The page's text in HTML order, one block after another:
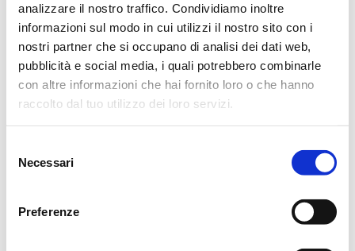
analizzare il nostro traffico. Condividiamo inoltre
informazioni sul modo in cui utilizzi il nostro sito con i
nostri partner che si occupano di analisi dei dati web,
pubblicità e social media, i quali potrebbero combinarle
con altre informazioni che hai fornito loro o che hanno
raccolto dal tuo utilizzo dei loro servizi.
delNecessari
Preferenze
Castelnovo di Sotto, 12 Gennaio 2024
ORARI ESPOSIZIONE
9 18
8.30 11